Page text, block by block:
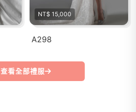
NT$ 15,000
A298
查看全部禮服